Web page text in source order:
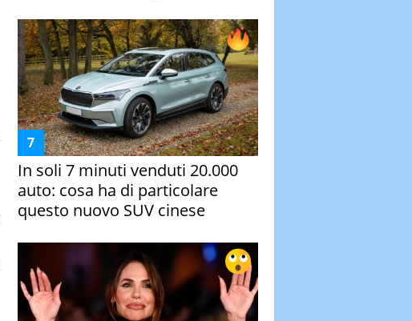
In soli 7 minuti venduti 20.000
auto: cosa ha di particolare
questo nuovo SUV cinese